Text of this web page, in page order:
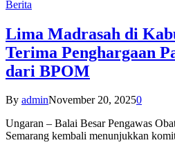
Berita
Lima Madrasah di
Terima Penghargaan
dari BPOM
By adminNovember 20, 20250
Ungaran – Balai Besar Pengawas
Semarang kembali menunjukkan